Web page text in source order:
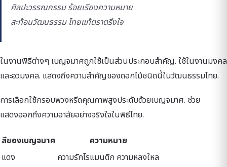
ศิลปะวรรณกรรม ร้อยเรียงความหมาย
สะท้อนวัฒนธรรม ไทยแท้ตราตรึงใจ
ในงานพิธีต่างๆ เบญจมาศถูกใช้เป็นส่วนประกอบสำคัญ. ใช้ในงานมงคล
และอวมงคล. แสดงถึงความสำคัญของดอกไม้ชนิดนี้ในวัฒนธรรมไทย.
การเลือกใช้กรอบพวงหรีดคุณภาพสูงประดับด้วยเบญจมาศ. ช่วย
แสดงออกถึงความอาลัยอย่างจริงใจในพิธีไทย.
สีของเบญจมาศ
ความหมาย
แดง
ความรักโรแมนติก ความหลงใหล